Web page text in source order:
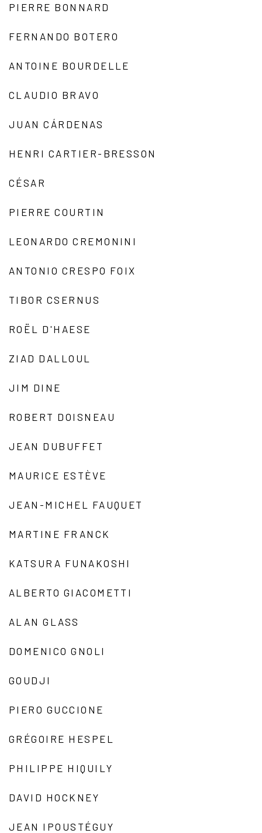
PIERRE BONNARD
FERNANDO BOTERO
ANTOINE BOURDELLE
CLAUDIO BRAVO
JUAN CÁRDENAS
HENRI CARTIER-BRESSON
CÉSAR
PIERRE COURTIN
LEONARDO CREMONINI
ANTONIO CRESPO FOIX
TIBOR CSERNUS
ROËL D'HAESE
ZIAD DALLOUL
JIM DINE
ROBERT DOISNEAU
JEAN DUBUFFET
MAURICE ESTÈVE
JEAN-MICHEL FAUQUET
MARTINE FRANCK
KATSURA FUNAKOSHI
ALBERTO GIACOMETTI
ALAN GLASS
DOMENICO GNOLI
GOUDJI
PIERO GUCCIONE
GRÉGOIRE HESPEL
PHILIPPE HIQUILY
DAVID HOCKNEY
JEAN IPOUSTÉGUY